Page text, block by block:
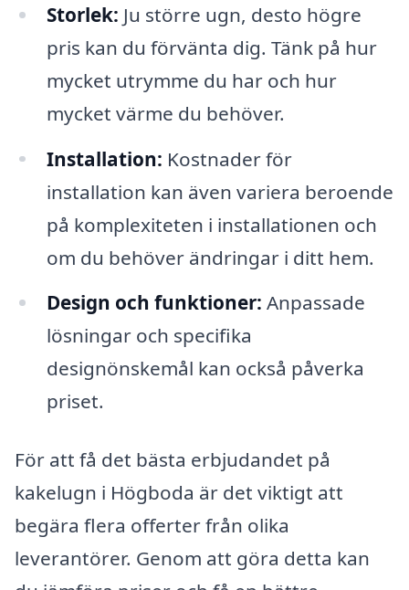
Storlek: Ju större ugn, desto högre
pris kan du förvänta dig. Tänk på hur
mycket utrymme du har och hur
mycket värme du behöver.
Installation: Kostnader för
installation kan även variera beroende
på komplexiteten i installationen och
om du behöver ändringar i ditt hem.
Design och funktioner: Anpassade
lösningar och specifika
designönskemål kan också påverka
priset.
För att få det bästa erbjudandet på
kakelugn i Högboda är det viktigt att
begära flera offerter från olika
leverantörer. Genom att göra detta kan